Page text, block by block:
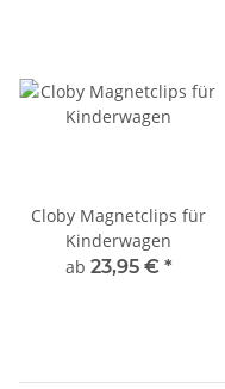
Cloby Magnetclips für
Kinderwagen
ab 23,95 € *